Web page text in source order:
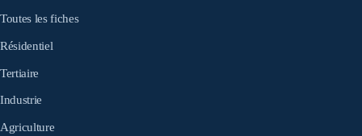
Toutes les fiches
Résidentiel
Tertiaire
Industrie
Agriculture